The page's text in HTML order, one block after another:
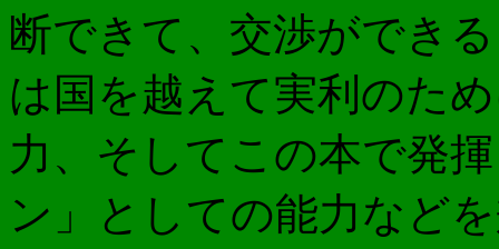
断できて、交渉ができ
は国を越えて実利のた
力、そしてこの本で発
ン」としての能力など